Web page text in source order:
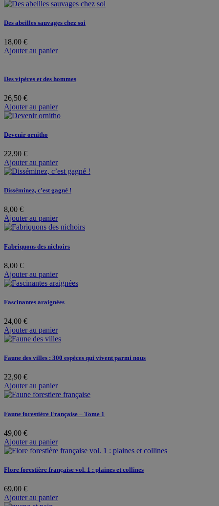
Des abeilles sauvages chez soi
18,00 €
Ajouter au panier
Des vipères et des hommes
26,50 €
Ajouter au panier
Devenir ornitho
22,90 €
Ajouter au panier
Disséminez, c’est gagné !
8,00 €
Ajouter au panier
Fabriquons des nichoirs
8,00 €
Ajouter au panier
Fascinantes araignées
24,00 €
Ajouter au panier
Faune des villes : 300 espèces qui vivent parmi nous
22,90 €
Ajouter au panier
Faune forestière Française – Tome 1
49,00 €
Ajouter au panier
Flore forestière française vol. 1 : plaines et collines
69,00 €
Ajouter au panier